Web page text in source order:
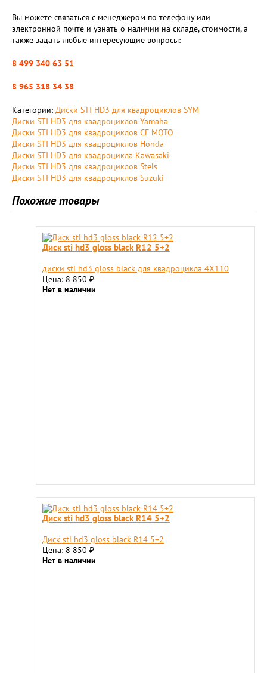
Вы можете связаться с менеджером по телефону или
электронной почте и узнать о наличии на складе, стоимости, а
также задать любые интересующие вопросы:
8 499 340 63 51
8 965 318 34 38
Категории: Диски STI HD3 для квадроциклов SYM
Диски STI HD3 для квадроциклов Yamaha
Диски STI HD3 для квадроциклов CF MOTO
Диски STI HD3 для квадроциклов Honda
Диски STI HD3 для квадроцикла Kawasaki
Диски STI HD3 для квадроциклов Stels
Диски STI HD3 для квадроциклов Suzuki
Похожие товары
Диск sti hd3 gloss black R12 5+2
диски sti hd3 gloss black для квадроцикла 4X110
Цена: 8 850 ₽
Нет в наличии
Диск sti hd3 gloss black R14 5+2
Диск sti hd3 gloss black R14 5+2
Цена: 8 850 ₽
Нет в наличии